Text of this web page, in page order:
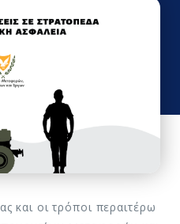
και οι τρόποι περαιτέρω